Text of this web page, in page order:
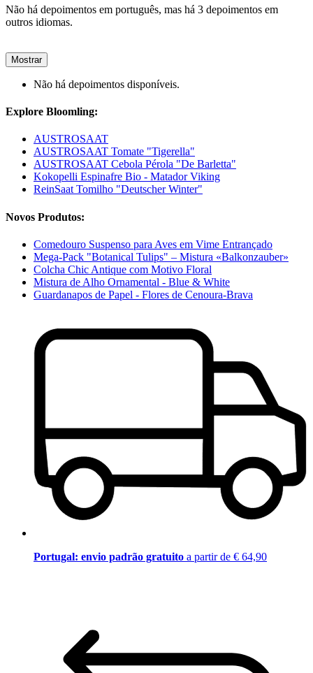
Não há depoimentos em português, mas há 3 depoimentos em
outros idiomas.
Mostrar
Não há depoimentos disponíveis.
Explore Bloomling:
AUSTROSAAT
AUSTROSAAT Tomate "Tigerella"
AUSTROSAAT Cebola Pérola "De Barletta"
Kokopelli Espinafre Bio - Matador Viking
ReinSaat Tomilho "Deutscher Winter"
Novos Produtos:
Comedouro Suspenso para Aves em Vime Entrançado
Mega-Pack "Botanical Tulips" – Mistura «Balkonzauber»
Colcha Chic Antique com Motivo Floral
Mistura de Alho Ornamental - Blue & White
Guardanapos de Papel - Flores de Cenoura-Brava
Portugal: envio padrão gratuito a partir de € 64,90